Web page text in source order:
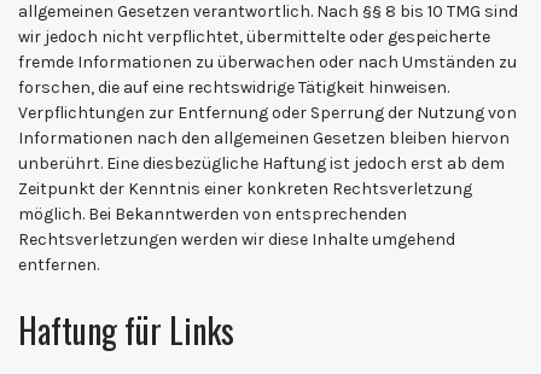
allgemeinen Gesetzen verantwortlich. Nach §§ 8 bis 10 TMG sind
wir jedoch nicht verpflichtet, übermittelte oder gespeicherte
fremde Informationen zu überwachen oder nach Umständen zu
forschen, die auf eine rechtswidrige Tätigkeit hinweisen.
Verpflichtungen zur Entfernung oder Sperrung der Nutzung von
Informationen nach den allgemeinen Gesetzen bleiben hiervon
unberührt. Eine diesbezügliche Haftung ist jedoch erst ab dem
Zeitpunkt der Kenntnis einer konkreten Rechtsverletzung
möglich. Bei Bekanntwerden von entsprechenden
Rechtsverletzungen werden wir diese Inhalte umgehend
entfernen.
Haftung für Links